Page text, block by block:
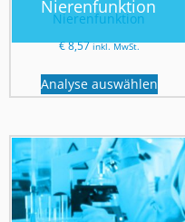
Nierenfunktion
Nierenfunktion
€8,57 inkl. MwSt.
Analyse auswählen